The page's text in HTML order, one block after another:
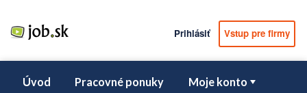
Prihlásiť Vstup pre firmy
Úvod Pracovné ponuky Moje konto